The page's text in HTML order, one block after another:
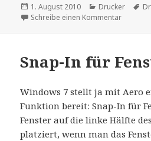
Veröffentlicht
am
1. August 2010 Kategorien
Drucker
Schreibe einen Kommentarzu HP
Snap-In für
Windows 7 stellt ja mit Aero
Funktion bereit: Snap-In für
Fenster auf die linke Hälfte
platziert, wenn man das